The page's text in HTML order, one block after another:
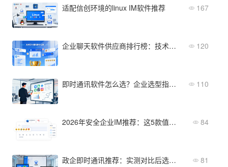
适配信创环境的linux IM软件推荐 167
企业聊天软件供应商排行榜：技术实力、服务案例、口碑 120
即时通讯软件怎么选？企业选型指南与五大清单推荐 110
2026年安全企业IM推荐：这5款值得关注 84
政企即时通讯推荐：实测对比后选这几款 81